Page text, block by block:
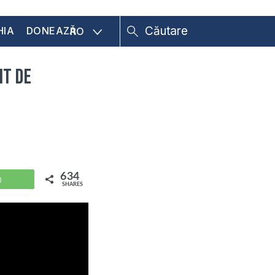
DONEAZĂRO
de
WhatsApp 634
SHARES